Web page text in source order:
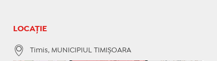
LOCAȚIE
Timis, MUNICIPIUL TIMIŞOARA